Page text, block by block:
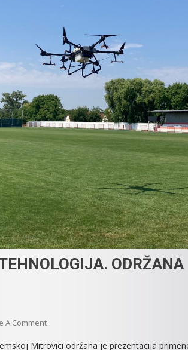
A CommentOn
Mitrovici održana je prezentacija